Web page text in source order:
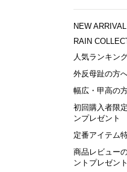
NEW ARRIVAL
RAIN
人気ランキン
外反母趾の方
幅広・甲高の
初回購入者限
ンプレゼント
定番アイテム
商品レビュー
ントプレゼント